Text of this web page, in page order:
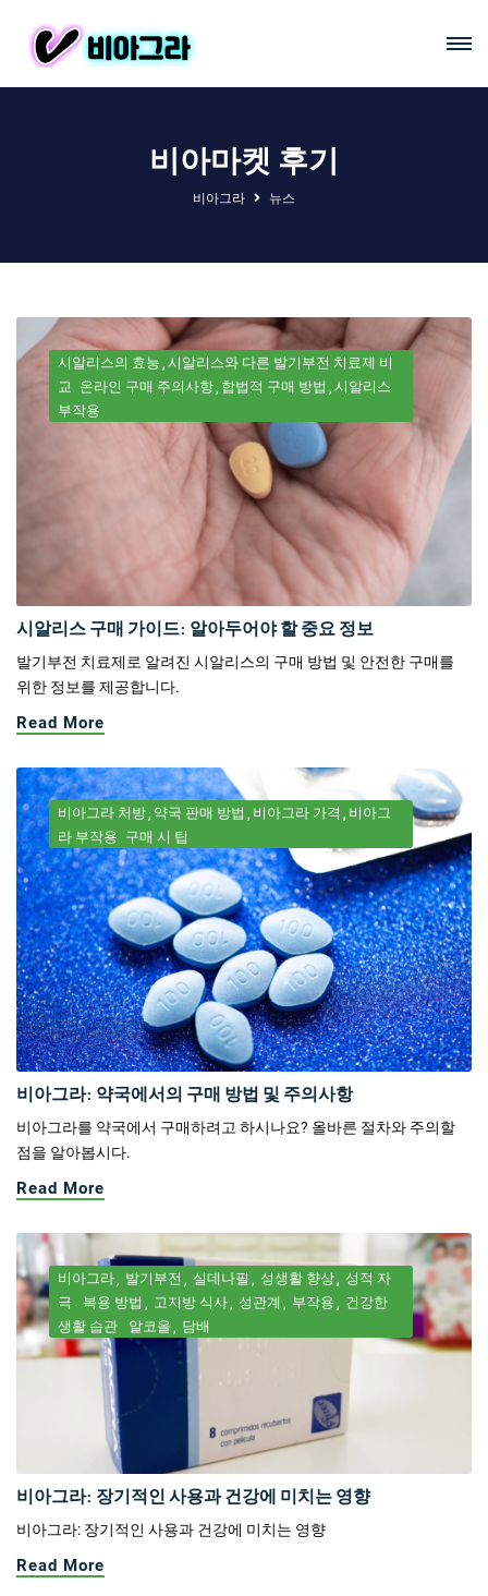
비아마켓 후기
비아그라 뉴스
시알리스의 효능 시알리스와 다른 발기부전 치료제 비
교 온라인 구매 주의사항 합법적 구매 방법 시알리스
부작용
시알리스 구매 가이드: 알아두어야 할 중요 정보
발기부전 치료제로 알려진 시알리스의 구매 방법 및 안전한 구매를
위한 정보를 제공합니다.
Read More
비아그라 처방 약국 판매 방법 비아그라 가격
비아그
라 부작용 구매 시 팁
비아그라: 약국에서의 구매 방법 및 주의사항
비아그라를 약국에서 구매하려고 하시나요? 올바른 절차와 주의할
점을 알아봅시다.
Read More
비아그라 발기부전 실데나필 성생활 향상
성적 자
극
복용 방법 고지방 식사 성관계 부작용
건강한
생활 습관
알코올 담배
비아그라: 장기적인 사용과 건강에 미치는 영향
비아그라: 장기적인 사용과 건강에 미치는 영향
Read More